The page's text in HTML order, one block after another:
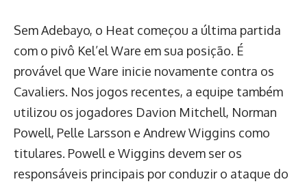
Sem Adebayo, o Heat começou a última partida
com o pivô Kel’el Ware em sua posição. É
provável que Ware inicie novamente contra os
Cavaliers. Nos jogos recentes, a equipe também
utilizou os jogadores Davion Mitchell, Norman
Powell, Pelle Larsson e Andrew Wiggins como
titulares. Powell e Wiggins devem ser os
responsáveis principais por conduzir o ataque do